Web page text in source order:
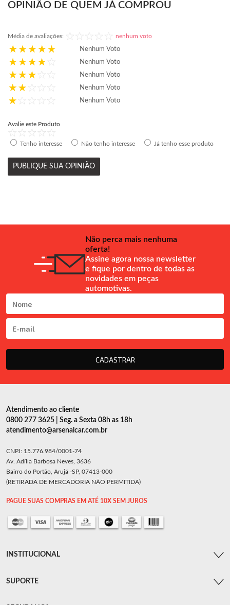
OPINIÃO DE QUEM JÁ COMPROU
Média de avaliações: nenhum voto
Nenhum Voto
Nenhum Voto
Nenhum Voto
Nenhum Voto
Nenhum Voto
Avalie este Produto
Tenho interesse Não tenho interesse Já tenho esse produto
PUBLIQUE SUA OPINIÃO
Não perca mais nenhuma
oferta!
Assine agora nossa newsletter
e fique por dentro de todas as
novidades em peças
automotivas.
CADASTRAR
Atendimento ao cliente
0800 277 3625 | Seg. a Sexta 08h as 18h
atendimento@arsenalcar.com.br
CNPJ: 15.776.984/0001-74
Av. Adília Barbosa Neves, 3636
Bairro do Portão, Arujá -SP, 07413-000
(RETIRADA DE MERCADORIA NÃO PERMITIDA)
PAGUE SUAS COMPRAS EM ATÉ 10X SEM JUROS
INSTITUCIONAL
SUPORTE